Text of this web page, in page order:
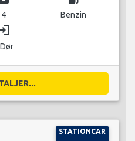
4 Benzin
STATIONCAR